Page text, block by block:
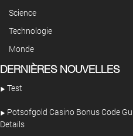
Science
Technologie
Monde
DERNIÈRES NOUVELLES
Test
Potsofgold Casino Bonus Code
Details